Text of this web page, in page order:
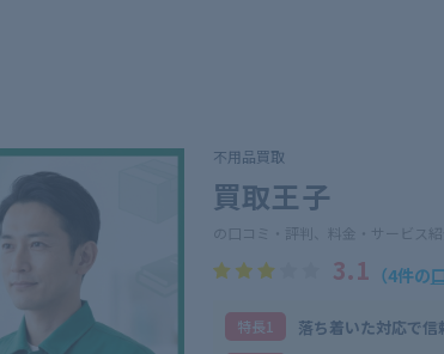
不用品買取
買取王子
の口コミ・評判、料金・サービス
3.1 （4件の
特⻑1 落ち着いた対応で信